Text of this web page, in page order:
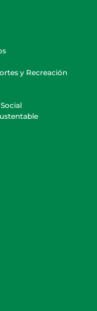
y Recreación